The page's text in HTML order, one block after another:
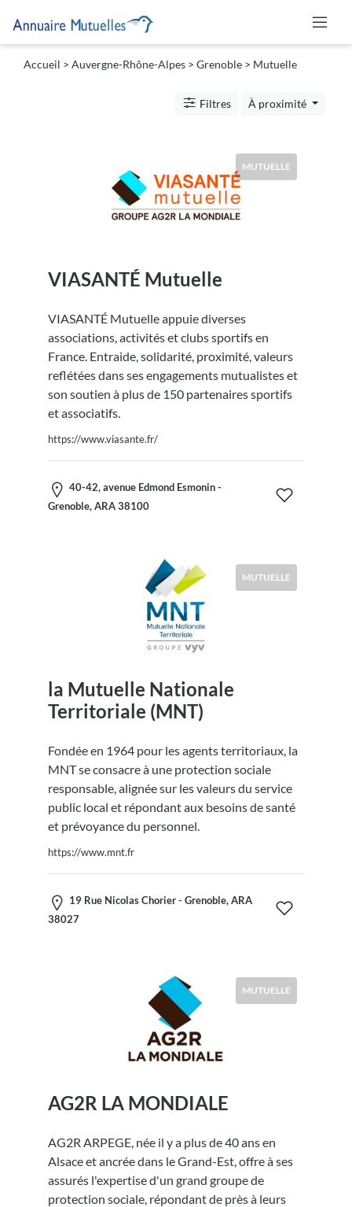
Accueil > Auvergne-Rhône-Alpes > Grenoble > Mutuelle
Filtres À proximité
MUTUELLE
VIASANTÉ Mutuelle
VIASANTÉ Mutuelle appuie diverses
associations, activités et clubs sportifs en
France. Entraide, solidarité, proximité, valeurs
reflétées dans ses engagements mutualistes et
son soutien à plus de 150 partenaires sportifs
et associatifs.
https://www.viasante.fr/
40-42, avenue Edmond Esmonin -
Grenoble, ARA 38100
MUTUELLE
la Mutuelle Nationale
Territoriale (MNT)
Fondée en 1964 pour les agents territoriaux, la
MNT se consacre à une protection sociale
responsable, alignée sur les valeurs du service
public local et répondant aux besoins de santé
et prévoyance du personnel.
https://www.mnt.fr
19 Rue Nicolas Chorier - Grenoble, ARA
38027
MUTUELLE
AG2R LA MONDIALE
AG2R ARPEGE, née il y a plus de 40 ans en
Alsace et ancrée dans le Grand-Est, offre à ses
assurés l'expertise d'un grand groupe de
protection sociale, répondant de près à leurs